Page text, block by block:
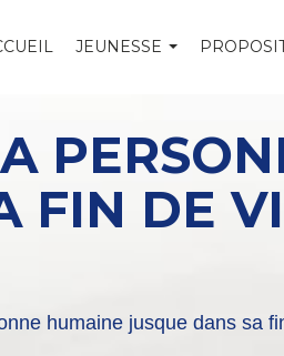
JEUNESSE
FIN DE
humaine jusque dans sa